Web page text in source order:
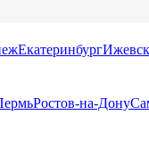
ЕкатеринбургИжевск
Ростов-на-Дону